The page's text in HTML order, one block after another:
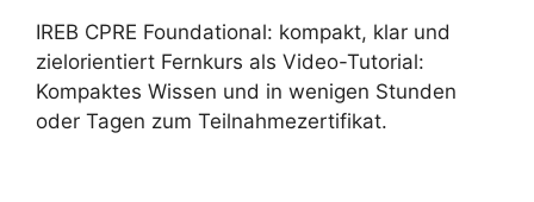
IREB CPRE Foundational: kompakt, klar und
zielorientiert Fernkurs als Video-Tutorial:
Kompaktes Wissen und in wenigen Stunden
oder Tagen zum Teilnahmezertifikat.